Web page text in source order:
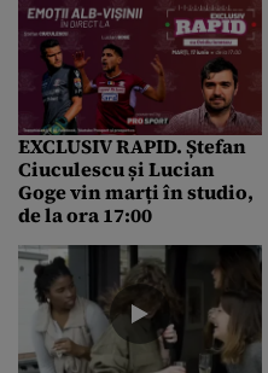
Omoruri fac cercetări
EXCLUSIV RAPID. Ștefan
Ciuculescu și Lucian
Goge vin marți în studio,
de la ora 17:00